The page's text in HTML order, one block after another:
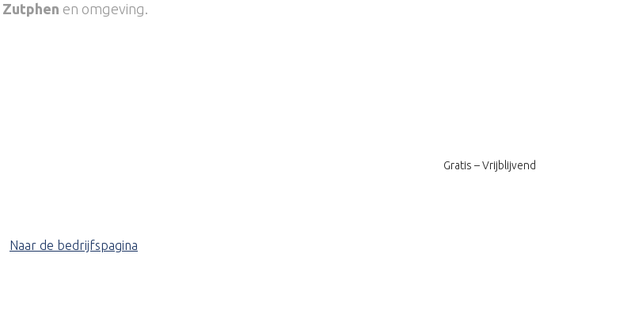
Zutphen en omgeving.
Gratis – Vrijblijvend
Naar de bedrijfspagina